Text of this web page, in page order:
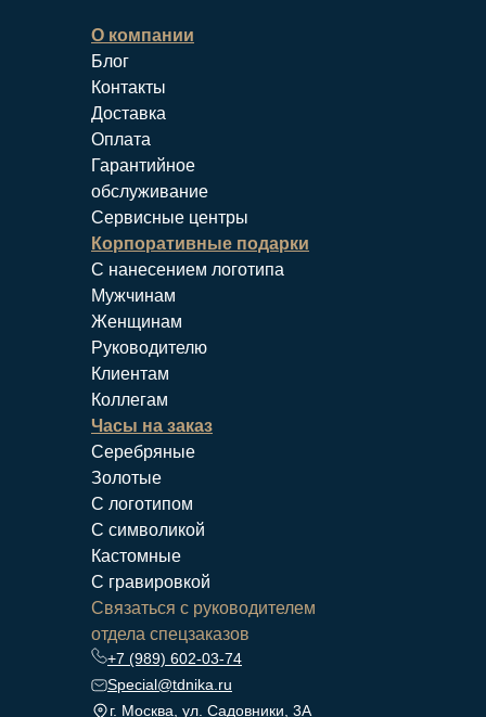
О компании
Блог
Контакты
Доставка
Оплата
Гарантийное
обслуживание
Сервисные центры
Корпоративные подарки
С нанесением логотипа
Мужчинам
Женщинам
Руководителю
Клиентам
Коллегам
Часы на заказ
Серебряные
Золотые
С логотипом
С символикой
Кастомные
С гравировкой
Связаться с руководителем
отдела спецзаказов
+7 (989) 602-03-74
Special@tdnika.ru
г. Москва, ул. Садовники, 3А